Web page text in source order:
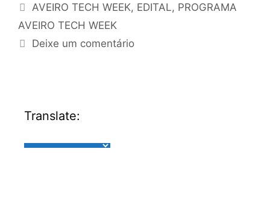
AVEIRO TECH WEEK, EDITAL, PROGRAMA
AVEIRO TECH WEEK
Deixe um comentário
Translate: